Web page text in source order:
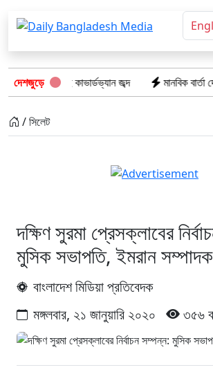
দেশজুড়ে
দুই কাভার্ডভ্যান জব্দ মানবিক বার্তা দেখে
/ সিলেট
দক্ষিণ সুরমা প্রেসক্লাবের
মুসিক সভাপতি, ইমরান সম্পাদক
বাংলাদেশ মিডিয়া প্রতিবেদক
মঙ্গলবার, ২১ জানুয়ারি ২০২০
৩৫৬